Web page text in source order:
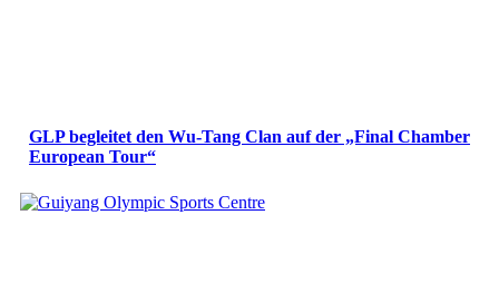
GLP begleitet den Wu-Tang Clan auf der „Final Chamber
European Tour“